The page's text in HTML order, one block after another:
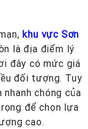
khu vực Sơn
là địa điểm lý
đây có mức giá
đối tượng. Tuy
chóng của
để chọn lựa
cao.